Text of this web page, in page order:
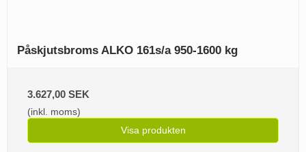
Påskjutsbroms ALKO 161s/a 950-1600 kg
3.627,00 SEK
(inkl. moms)
Visa produkten